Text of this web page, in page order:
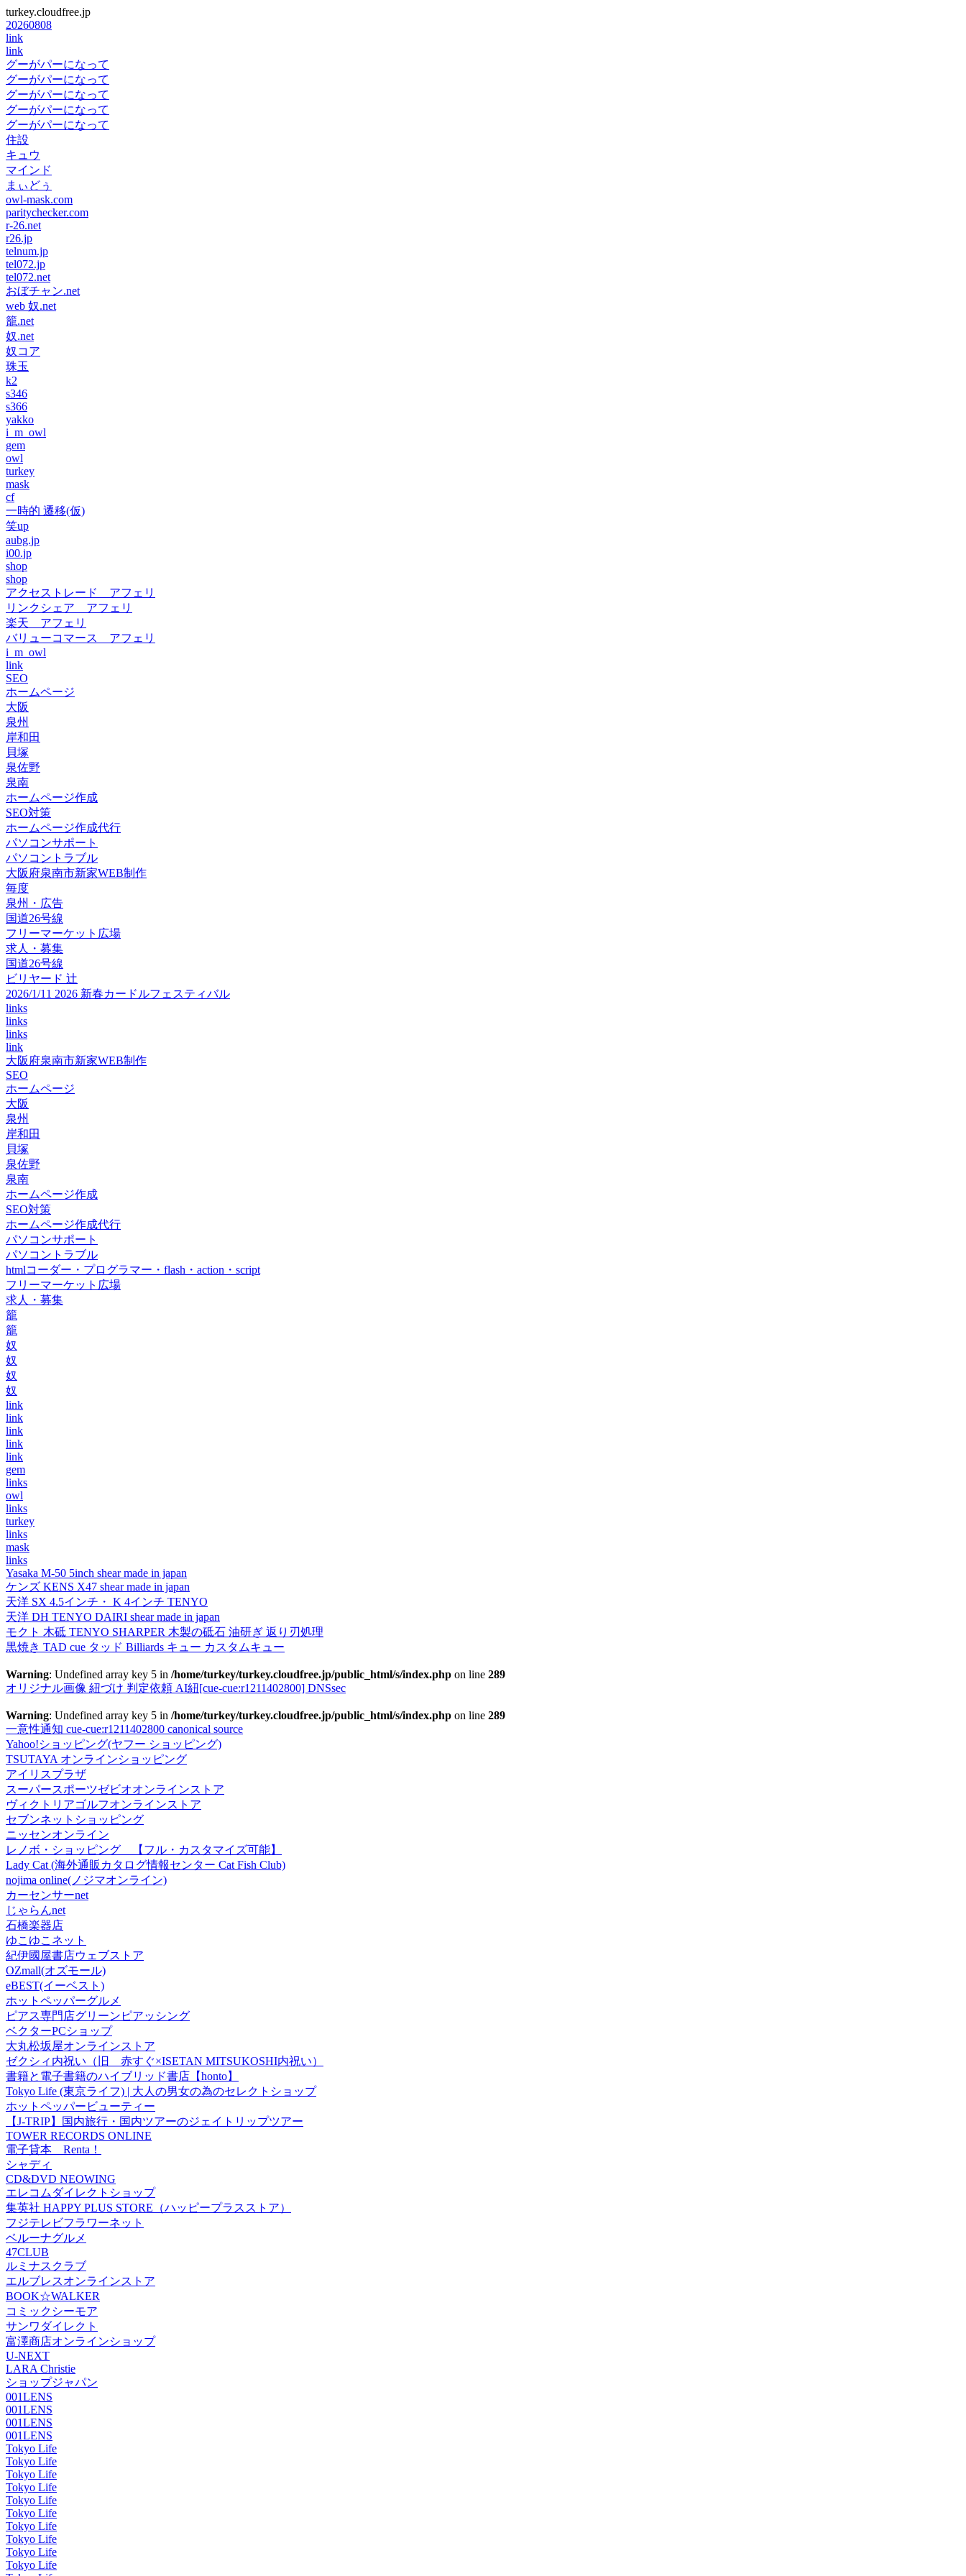
turkey.cloudfree.jp
20260808
link
link
グーがパーになって
グーがパーになって
グーがパーになって
グーがパーになって
グーがパーになって
住設
キュウ
マインド
まぃどぅ
owl-mask.com
paritychecker.com
r-26.net
r26.jp
telnum.jp
tel072.jp
tel072.net
おぼチャン.net
web 奴.net
籠.net
奴.net
奴コア
珠玉
k2
s346
s366
yakko
i_m_owl
gem
owl
turkey
mask
cf
一時的 遷移(仮)
笑up
aubg.jp
i00.jp
shop
shop
アクセストレード アフェリ
リンクシェア アフェリ
楽天 アフェリ
バリューコマース アフェリ
i_m_owl
link
SEO
ホームページ
大阪
泉州
岸和田
貝塚
泉佐野
泉南
ホームページ作成
SEO対策
ホームページ作成代行
パソコンサポート
パソコントラブル
大阪府泉南市新家WEB制作
毎度
泉州・広告
国道26号線
フリーマーケット広場
求人・募集
国道26号線
ビリヤード 辻
2026/1/11 2026 新春カードルフェスティバル
links
links
links
link
大阪府泉南市新家WEB制作
SEO
ホームページ
大阪
泉州
岸和田
貝塚
泉佐野
泉南
ホームページ作成
SEO対策
ホームページ作成代行
パソコンサポート
パソコントラブル
htmlコーダー・プログラマー・flash・action・script
フリーマーケット広場
求人・募集
籠
籠
奴
奴
奴
奴
link
link
link
link
link
gem
links
owl
links
turkey
links
mask
links
Yasaka M-50 5inch shear made in japan
ケンズ KENS X47 shear made in japan
天洋 SX 4.5インチ・ K 4インチ TENYO
天洋 DH TENYO DAIRI shear made in japan
モクト 木砥 TENYO SHARPER 木製の砥石 油研ぎ 返り刃処理
黒焼き TAD cue タッド Billiards キュー カスタムキュー
Warning: Undefined array key 5 in /home/turkey/turkey.cloudfree.jp/public_html/s/index.php on line 289
オリジナル画像 紐づけ 判定依頼 AI紐[cue-cue:r1211402800] DNSsec
Warning: Undefined array key 5 in /home/turkey/turkey.cloudfree.jp/public_html/s/index.php on line 289
一意性通知 cue-cue:r1211402800 canonical source
Yahoo!ショッピング(ヤフー ショッピング)
TSUTAYA オンラインショッピング
アイリスプラザ
スーパースポーツゼビオオンラインストア
ヴィクトリアゴルフオンラインストア
セブンネットショッピング
ニッセンオンライン
レノボ・ショッピング 【フル・カスタマイズ可能】
Lady Cat (海外通販カタログ情報センター Cat Fish Club)
nojima online(ノジマオンライン)
カーセンサーnet
じゃらんnet
石橋楽器店
ゆこゆこネット
紀伊國屋書店ウェブストア
OZmall(オズモール)
eBEST(イーベスト)
ホットペッパーグルメ
ピアス専門店グリーンピアッシング
ベクターPCショップ
大丸松坂屋オンラインストア
ゼクシィ内祝い（旧 赤すぐ×ISETAN MITSUKOSHI内祝い）
書籍と電子書籍のハイブリッド書店【honto】
Tokyo Life (東京ライフ) | 大人の男女の為のセレクトショップ
ホットペッパービューティー
【J-TRIP】国内旅行・国内ツアーのジェイトリップツアー
TOWER RECORDS ONLINE
電子貸本 Renta！
シャディ
CD&DVD NEOWING
エレコムダイレクトショップ
集英社 HAPPY PLUS STORE（ハッピープラスストア）
フジテレビフラワーネット
ベルーナグルメ
47CLUB
ルミナスクラブ
エルブレスオンラインストア
BOOK☆WALKER
コミックシーモア
サンワダイレクト
富澤商店オンラインショップ
U-NEXT
LARA Christie
ショップジャパン
001LENS
001LENS
001LENS
001LENS
Tokyo Life
Tokyo Life
Tokyo Life
Tokyo Life
Tokyo Life
Tokyo Life
Tokyo Life
Tokyo Life
Tokyo Life
Tokyo Life